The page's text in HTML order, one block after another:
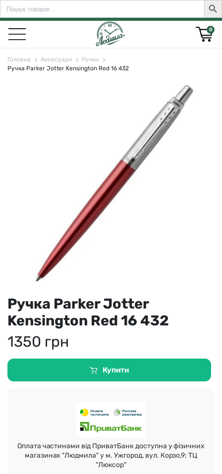
Search
for:
0
Головна Аксесуари
Ручки
Ручка Parker Jotter Kensington Red 16 432
Ручка Parker Jotter
Kensington Red 16 432
1350 грн
Купити
Оплата частинами від ПриватБанк доступна у фізичних
магазинах "Людмила" у м. Ужгород, вул. Корзо,9; ТЦ
"Люксор"